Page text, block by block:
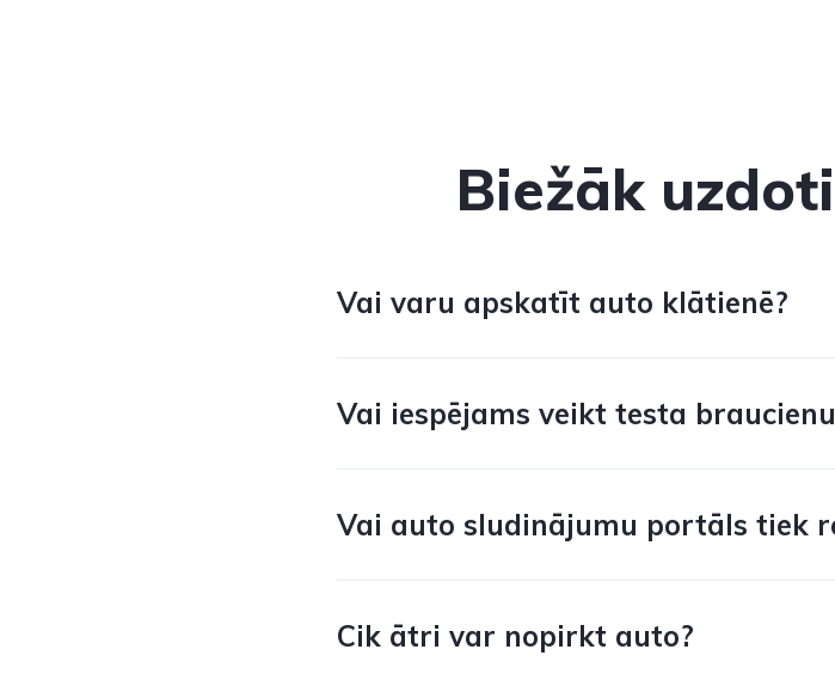
Biežāk
Vai varu apskatīt auto klātienē?
Vai iespējams veikt testa
Vai auto sludinājumu portāls tiek
Cik ātri var nopirkt auto?